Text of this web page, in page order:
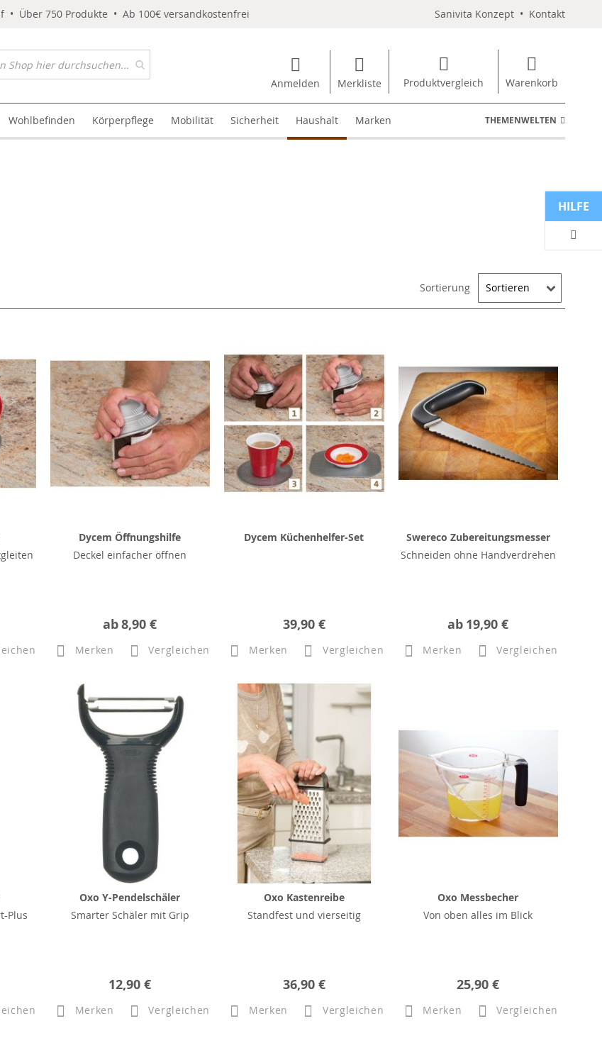
• Über 750 Produkte • Ab 100€ versandkostenfrei Sanivita Konzept • Kontakt
Anmelden Merkliste Produktvergleich Warenkorb
Wohlbefinden Körperpflege Mobilität Sicherheit Haushalt Marken THEMENWELTEN
Sortierung
Dycem Öffnungshilfe
Deckel einfacher öffnen
ab8,90 €
Merken Vergleichen
Dycem Küchenhelfer-Set
39,90 €
Merken Vergleichen
Swereco Zubereitungsmesser
Schneiden ohne Handverdrehen
ab 19,90 €
Merken Vergleichen
Plus
Oxo Y-Pendelschäler
Smarter Schäler mit Grip
12,90 €
Merken Vergleichen
Oxo Kastenreibe
Standfest und vierseitig
36,90 €
Merken Vergleichen
Oxo Messbecher
Von oben alles im Blick
25,90 €
Merken Vergleichen
HILFE